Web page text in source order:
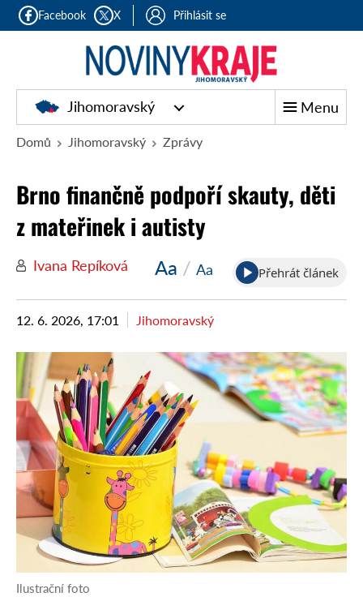
Facebook X Přihlásit se
Jihomoravský Menu
Domů Jihomoravský Zprávy
Brno finančně podpoří skauty, děti
z mateřinek i autisty
Ivana Repíková Aa / Aa Přehrát článek
12. 6. 2026, 17:01 Jihomoravský
Ilustrační foto